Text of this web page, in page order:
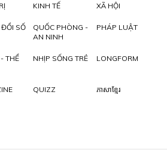
KINH TẾ XÃ HỘI
ĐỔI SỐ
QUỐC PHÒNG -
AN NINH
PHÁP LUẬT
THỂ
NHỊP SỐNG TRẺ LONGFORM
QUIZZ ភាសាខ្មែរ